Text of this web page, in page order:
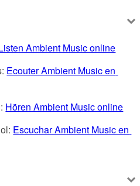
Ambient Music online
Ecouter Ambient Music en
Hören Ambient Music online
Escuchar Ambient Music en